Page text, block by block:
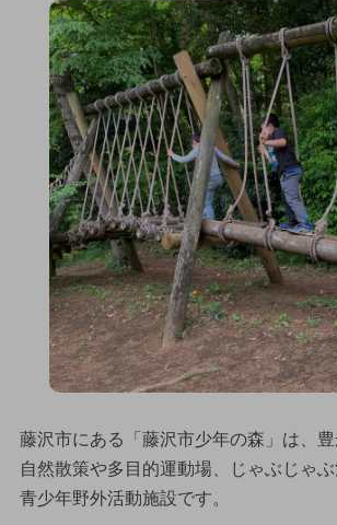
藤沢市にある「藤沢市少年の森」は、
自然散策や多目的運動場、じゃぶじゃ
青少年野外活動施設です。